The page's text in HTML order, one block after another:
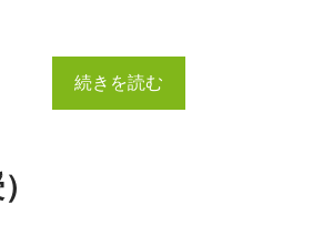
続きを読む